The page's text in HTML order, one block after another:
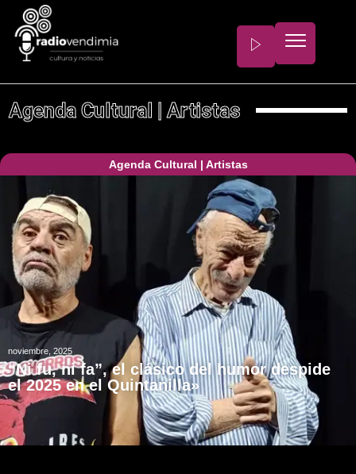
Agenda Cultural | Artistas
Agenda Cultural | Artistas
noviembre, 2025
“Ni fu, ni fa”, el clásico del humor despide
el 2025 en el Quintanilla»